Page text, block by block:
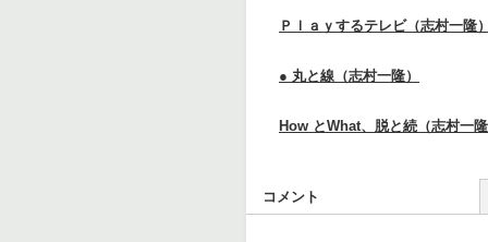
Ｐｌａｙするテレビ（志村一隆
● 丸と線（志村一隆）
How とWhat、脱と続（志村一
コメント